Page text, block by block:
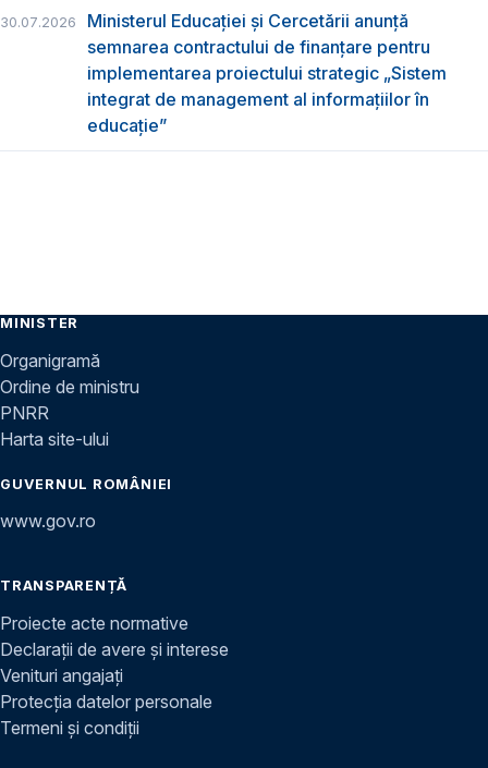
30.07.2026
Ministerul Educației și Cercetării anunță
semnarea contractului de finanțare pentru
implementarea proiectului strategic „Sistem
integrat de management al informațiilor în
educație”
MINISTER
Organigramă
Ordine de ministru
PNRR
Harta site-ului
GUVERNUL ROMÂNIEI
www.gov.ro
TRANSPARENȚĂ
Proiecte acte normative
Declarații de avere și interese
Venituri angajați
Protecția datelor personale
Termeni și condiții